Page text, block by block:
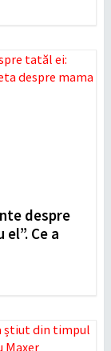
despre
Ce a